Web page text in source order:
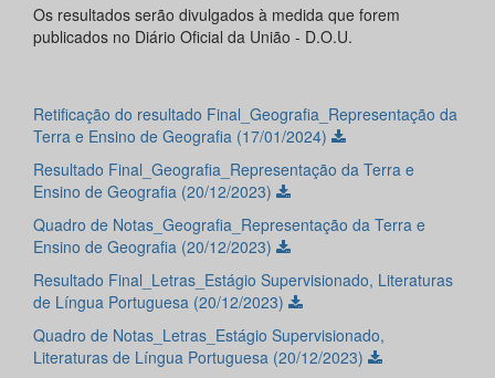
Os resultados serão divulgados à medida que forem
publicados no Diário Oficial da União - D.O.U.
Retificação do resultado Final_Geografia_Representação da
Terra e Ensino de Geografia (17/01/2024)
Resultado Final_Geografia_Representação da Terra e
Ensino de Geografia (20/12/2023)
Quadro de Notas_Geografia_Representação da Terra e
Ensino de Geografia (20/12/2023)
Resultado Final_Letras_Estágio Supervisionado, Literaturas
de Língua Portuguesa (20/12/2023)
Quadro de Notas_Letras_Estágio Supervisionado,
Literaturas de Língua Portuguesa (20/12/2023)